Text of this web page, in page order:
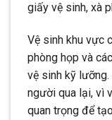
giấy vệ sinh, xà
Vệ sinh khu vực
phòng họp và
vệ sinh kỹ
người qua lại, vì
quan trọng để